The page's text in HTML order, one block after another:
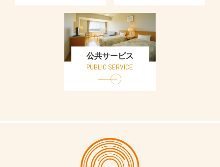
公共サービス
PUBLIC SERVICE